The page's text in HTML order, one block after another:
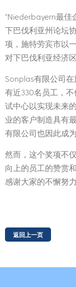
“Niederbayern最佳
下巴伐利亚州论坛
项，施特劳宾市以
对下巴伐利亚经济
Sonplas有限公司
有近330名员工，
试中心以实现未来
业的客户制造具有
有限公司也因此成
然而，这个奖项不
向上的员工的赞赏
感谢大家的不懈努
返回上一页